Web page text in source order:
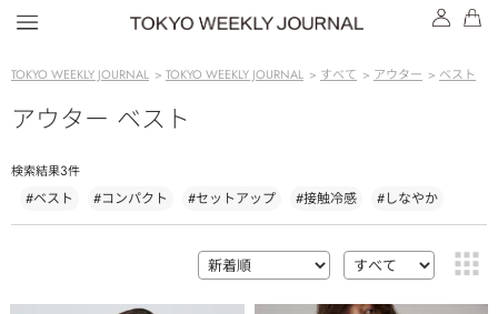
TOKYO WEEKLY JOURNAL > TOKYO WEEKLY JOURNAL > すべて > アウター > ベスト
アウター ベスト
検索結果3件
#ベスト #コンパクト #セットアップ #接触冷感 #しなやか